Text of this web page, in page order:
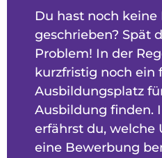
Du hast noch
geschrieben? Spät
Problem! In der
kurzfristig noch ein
Ausbildungsplatz
Ausbildung finden.
erfährst du, welche
eine Bewerbung